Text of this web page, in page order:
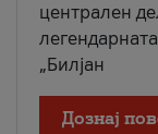
централен
„Билјан
Дознај